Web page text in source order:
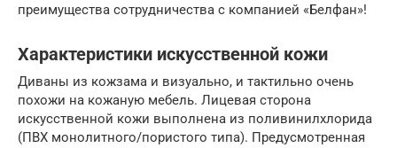
преимущества сотрудничества с компанией «Белфан»!
Характеристики искусственной кожи
Диваны из кожзама и визуально, и тактильно очень
похожи на кожаную мебель. Лицевая сторона
искусственной кожи выполнена из поливинилхлорида
(ПВХ монолитного/пористого типа). Предусмотренная